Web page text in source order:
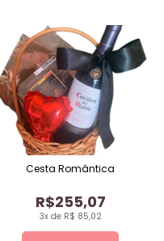
3x de R$ 85,02
R$255,07
Cesta Romântica